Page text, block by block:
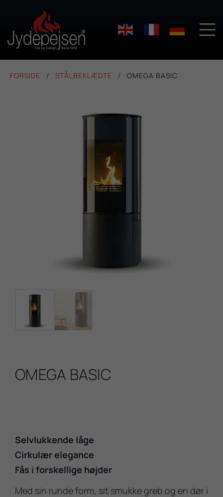

FORSIDE STÅLBEKLÆDTE OMEGA BASIC
OMEGA BASIC
Selvlukkende låge
Cirkulær elegance
Fås i forskellige højder
Med sin runde form, sit smukke greb og en dør i